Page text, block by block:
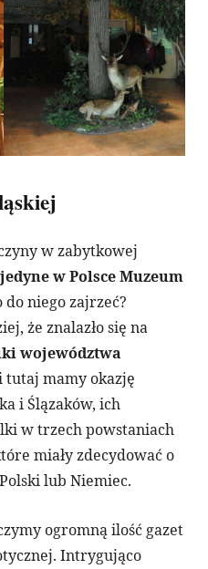
w zabytkowej
jedyne w Polsce Muzeum
do niego zajrzeć?
że znalazło się na
województwa
tutaj mamy okazję
i Ślązaków, ich
w trzech powstaniach
miały zdecydować o
lub Niemiec.
ogromną ilość gazet
Intrygująco